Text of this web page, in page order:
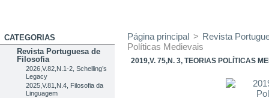
CATEGORIAS
Revista Portuguesa de
Filosofia
2026,V.82,N.1-2, Schelling’s
Legacy
2025,V.81,N.4, Filosofia da
Linguagem
Página principal > Revista
Políticas Medievais
2019,V. 75,N. 3, TEORIAS POLÍTICAS